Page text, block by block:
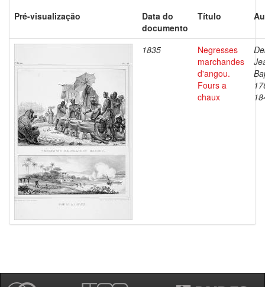
Pré-visualização
Data do
documento
Título
1835
Negresses
marchandes
d'angou.
Fours a
chaux